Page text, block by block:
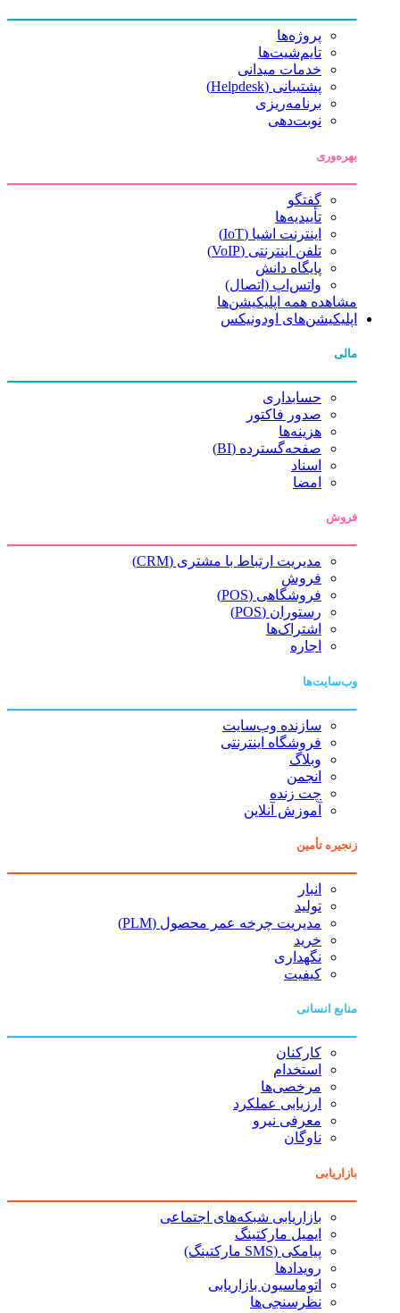
پروژه‌ها
تایم‌شیت‌ها
خدمات میدانی
پشتیبانی (Helpdesk)
برنامه‌ریزی
نوبت‌دهی
بهره‌وری
گفتگو
تأییدیه‌ها
اینترنت اشیا (IoT)
تلفن اینترنتی (VoIP)
پایگاه دانش
واتس‌اپ (اتصال)
مشاهده همه اپلیکیشن‌ها
اپلیکیشن‌های اودونیکس
مالی
حسابداری
صدور فاکتور
هزینه‌ها
صفحه‌گسترده (BI)
اسناد
امضا
فروش
مدیریت ارتباط با مشتری (CRM)
فروش
فروشگاهی (POS)
رستوران (POS)
اشتراک‌ها
اجاره
وب‌سایت‌ها
سازنده وب‌سایت
فروشگاه اینترنتی
وبلاگ
انجمن
چت زنده
آموزش آنلاین
زنجیره تأمین
انبار
تولید
مدیریت چرخه عمر محصول (PLM)
خرید
نگهداری
کیفیت
منابع انسانی
کارکنان
استخدام
مرخصی‌ها
ارزیابی عملکرد
معرفی نیرو
ناوگان
بازاریابی
بازاریابی شبکه‌های اجتماعی
ایمیل مارکتینگ
پیامکی (SMS مارکتینگ)
رویدادها
اتوماسیون بازاریابی
نظرسنجی‌ها